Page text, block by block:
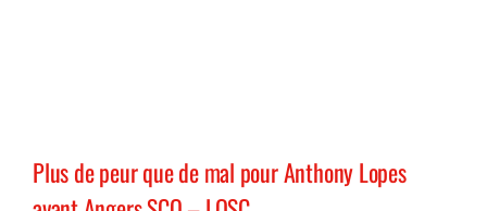
Plus de peur que de mal pour Anthony Lopes